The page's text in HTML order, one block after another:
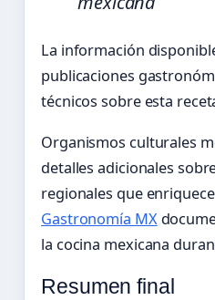
La información
publicaciones
técnicos sobre esta
Organismos culturales
detalles adicionales
regionales que
Gastronomía MX
la cocina mexicana
Resumen final